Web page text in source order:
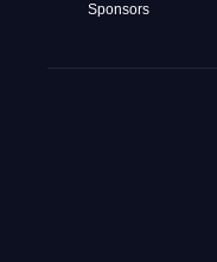
Sponsors